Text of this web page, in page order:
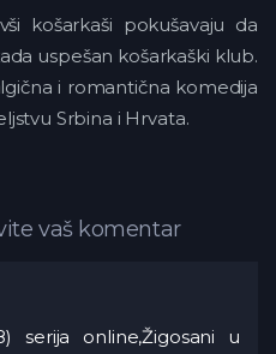
košarkaši pokušavaju da
uspešan košarkaški klub.
i romantična komedija
Srbina i Hrvata.
vaš komentar
serija online,Žigosani u